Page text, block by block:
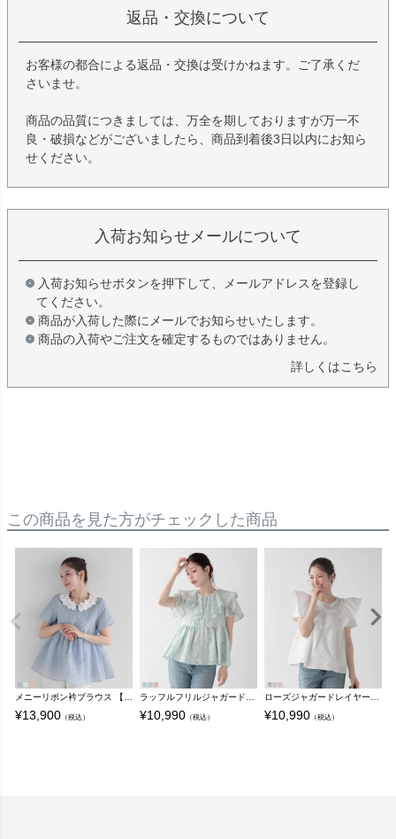
返品・交換について
お客様の都合による返品・交換は受けかねます。ご了承くだ
さいませ。
商品の品質につきましては、万全を期しておりますが万一不
良・破損などがございましたら、商品到着後3日以内にお知ら
せください。
入荷お知らせメールについて
入荷お知らせボタンを押下して、メールアドレスを登録し
てください。
商品が入荷した際にメールでお知らせいたします。
商品の入荷やご注文を確定するものではありません。
詳しくはこちら
この商品を見た方がチェックした商品
メニーリボン衿ブラウス 【宅配便】
¥13,900 （税込）
ラッフルフリルジャガードトップス 【宅配便】
¥10,990 （税込）
ローズジャガードレイヤードTシャツ 【宅配便】
¥10,990 （税込）